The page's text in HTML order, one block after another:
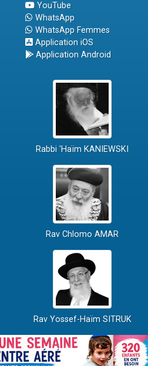
YouTube
WhatsApp
WhatsApp Femmes
Application iOS
Application Android
Rabbi 'Haïm KANIEWSKI
Rav Chlomo AMAR
Rav Yossef-Haïm SITRUK